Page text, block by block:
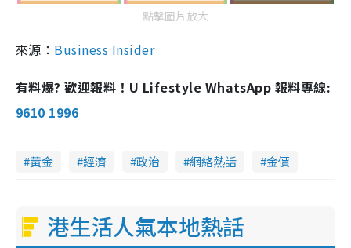
點擊圖片放大
來源： Business Insider
有料爆? 歡迎報料！U Lifestyle WhatsApp 報料專線:
9610 1996
黃金 經濟 政治 網絡熱話 金價
港生活人氣本地熱話